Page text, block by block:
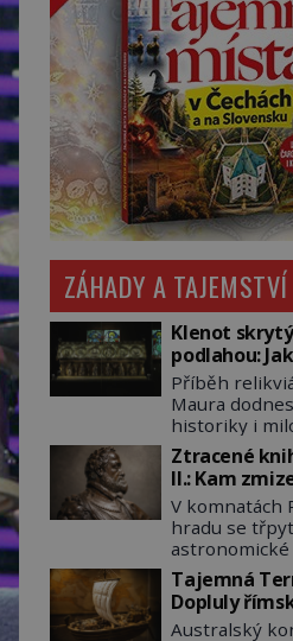
ZÁHADY A TAJEMSTVÍ
Klenot
podlahou:
románský
do
Příběh
Maura
historiky i
po celém
románská
památka ze
po českých
klenotech
nejcennějším
majetkem v
republice.
klenot v roce
Ztracené
II.: Kam
Evropy?
V komnatách
hradu se
podivné
rukopisy.
shromažďuje
souvisí s
Tajemná
Dopluly
lodě až do
Australský